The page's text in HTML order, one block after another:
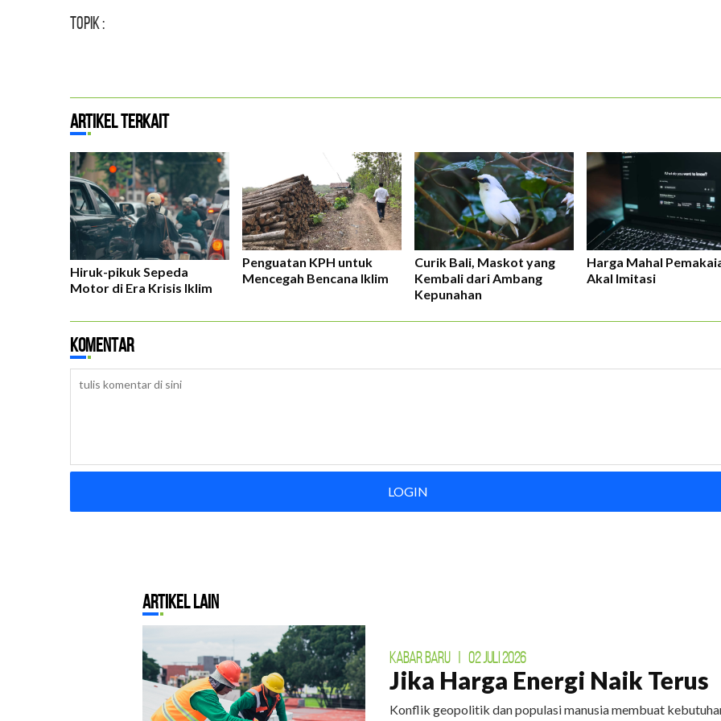
Topik :
Artikel Terkait
Hiruk-pikuk Sepeda
Motor di Era Krisis Iklim
Penguatan KPH untuk
Mencegah Bencana Iklim
Curik Bali, Maskot yang
Kembali dari Ambang
Kepunahan
Harga Mahal
Akal Imitasi
Komentar
LOGIN
Artikel Lain
KABAR BARU 02 JULI 2026
Jika Harga Energi Naik Terus
Konflik geopolitik dan populasi manusia membuat